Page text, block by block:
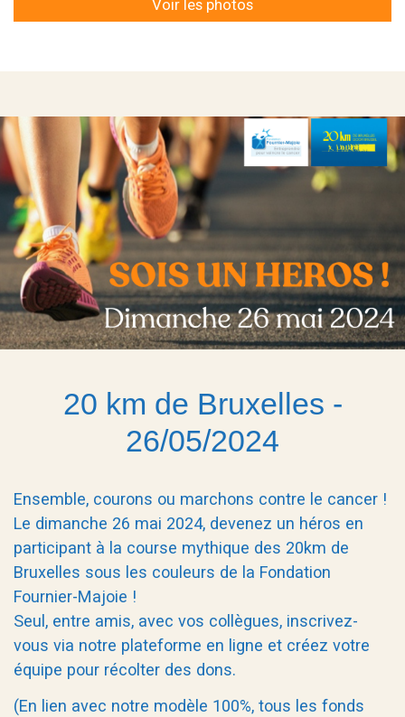
Voir les photos
20 km de Bruxelles -
26/05/2024
Ensemble, courons ou marchons contre le cancer !
Le dimanche 26 mai 2024, devenez un héros en
participant à la course mythique des 20km de
Bruxelles sous les couleurs de la Fondation
Fournier-Majoie !
Seul, entre amis, avec vos collègues, inscrivez-
vous via notre plateforme en ligne et créez votre
équipe pour récolter des dons.
(En lien avec notre modèle 100%, tous les fonds